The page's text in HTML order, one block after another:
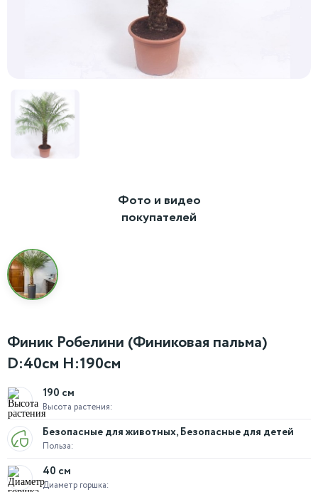
Фото и видео
покупателей
Финик Робелини (Финиковая пальма)
D:40см H:190см
Высота растения:
190 см
Польза:
Безопасные для животных, Безопасные для детей
Диаметр горшка:
40 см